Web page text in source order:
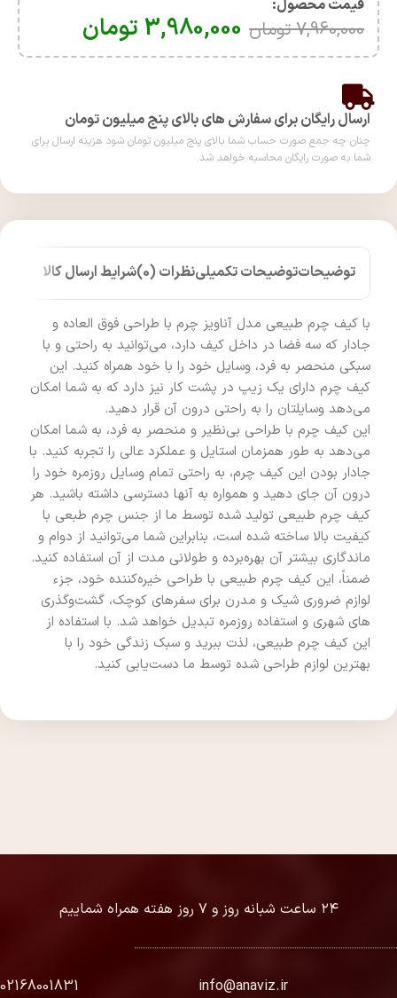
قیمت محصول:​
7,960,000 تومان 3,980,000 تومان
ارسال رایگان برای سفارش های بالای پنج میلیون تومان
چنان چه جمع صورت حساب شما بالای پنج میلیون تومان شود هزینه ارسال برای
شما به صورت رایگان محاسبه خواهد شد.
توضیحاتتوضیحات تکمیلینظرات (0) شرایط ارسال کالا
با کیف چرم طبیعی مدل آناویز چرم با طراحی فوق العاده و
جادار که سه فضا در داخل کیف دارد، می‌توانید به راحتی و با
سبکی منحصر به فرد، وسایل خود را با خود همراه کنید. این
کیف چرم دارای یک زیپ در پشت کار نیز دارد که به شما امکان
می‌دهد وسایلتان را به راحتی درون آن قرار دهید.
این کیف چرم با طراحی بی‌نظیر و منحصر به فرد، به شما امکان
می‌دهد به طور همزمان استایل و عملکرد عالی را تجربه کنید. با
جادار بودن این کیف چرم، به راحتی تمام وسایل روزمره خود را
درون آن جای دهید و همواره به آنها دسترسی داشته باشید. هر
کیف چرم طبیعی تولید شده توسط ما از جنس چرم طبعی با
کیفیت بالا ساخته شده است، بنابراین شما می‌توانید از دوام و
ماندگاری بیشتر آن بهره‌برده و طولانی مدت از آن استفاده کنید.
ضمناً، این کیف چرم طبیعی با طراحی خیره‌کننده خود، جزء
لوازم ضروری شیک و مدرن برای سفرهای کوچک، گشت‌وگذری
های شهری و استفاده روزمره تبدیل خواهد شد. با استفاده از
این کیف چرم طبیعی، لذت ببرید و سبک زندگی خود را با
بهترین لوازم طراحی شده توسط ما دست‌یابی کنید.
۲۴ ساعت شبانه روز و ۷ روز هفته همراه شماییم
info@anaviz.ir
02168001831